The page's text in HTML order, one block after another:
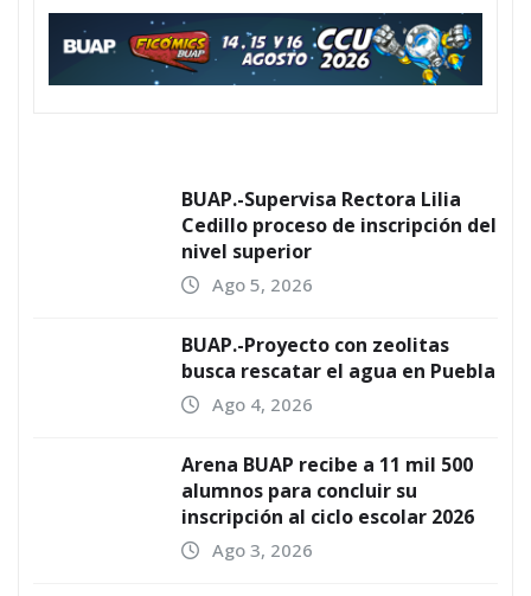
BUAP.-Supervisa Rectora Lilia
Cedillo proceso de inscripción del
nivel superior
Ago 5, 2026
BUAP.-Proyecto con zeolitas
busca rescatar el agua en Puebla
Ago 4, 2026
Arena BUAP recibe a 11 mil 500
alumnos para concluir su
inscripción al ciclo escolar 2026
Ago 3, 2026